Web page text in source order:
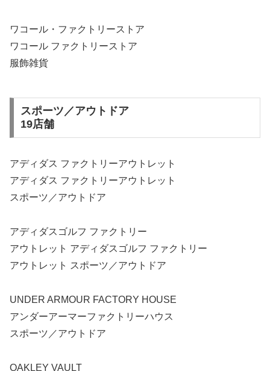
ワコール・ファクトリーストア
ワコール ファクトリーストア
服飾雑貨
スポーツ／アウトドア
19店舗
アディダス ファクトリーアウトレット
アディダス ファクトリーアウトレット
スポーツ／アウトドア
アディダスゴルフ ファクトリー
アウトレット アディダスゴルフ ファクトリー
アウトレット スポーツ／アウトドア
UNDER ARMOUR FACTORY HOUSE
アンダーアーマーファクトリーハウス
スポーツ／アウトドア
OAKLEY VAULT